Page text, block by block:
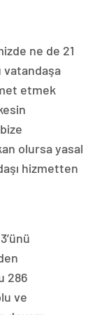
ne de 21
vatandaşa
etmek
olursa yasal
hizmetten
286
ve